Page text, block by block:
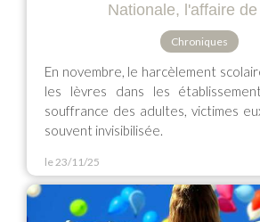
Nationale, l'affaire
Chroniques
En novembre, le harcèlement
les lèvres dans les
souffrance des adultes, victimes
souvent invisibilisée.
le 23/11/25